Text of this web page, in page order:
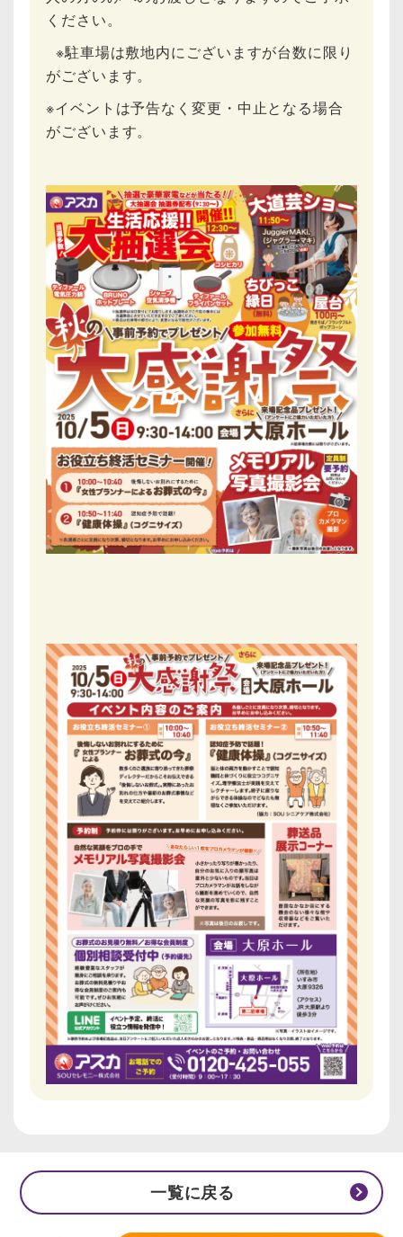
ください。
※駐車場は敷地内にございますが台数に限り
がございます。
※イベントは予告なく変更・中止となる場合
がございます。
一覧に戻る